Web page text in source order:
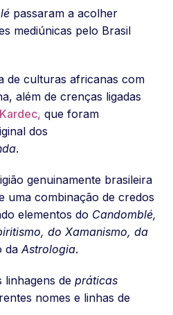
passaram a acolher
mediúnicas pelo Brasil
de culturas africanas com
além de crenças ligadas
que foram
dos
.
genuinamente brasileira
uma combinação de credos
elementos do Candomblé,
do Xamanismo, da
daAstrologia.
linhagens de práticas
nomes e linhas de